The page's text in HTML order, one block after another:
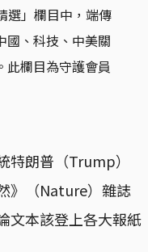
選」欄目中，端傳
國、科技、中美關
此欄目為守護會員
特朗普（Trump）
》（Nature）雜誌
文本該登上各大報紙